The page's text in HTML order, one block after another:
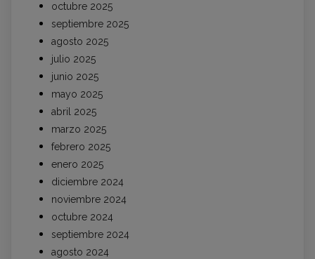
octubre 2025
septiembre 2025
agosto 2025
julio 2025
junio 2025
mayo 2025
abril 2025
marzo 2025
febrero 2025
enero 2025
diciembre 2024
noviembre 2024
octubre 2024
septiembre 2024
agosto 2024